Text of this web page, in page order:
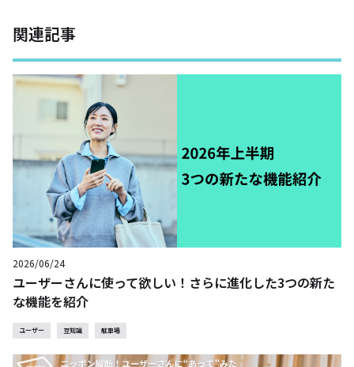
関連記事
2026/06/24
ユーザーさんに使って欲しい！さらに進化した3つの新た
な機能を紹介
ユーザー 豆知識 駐車場